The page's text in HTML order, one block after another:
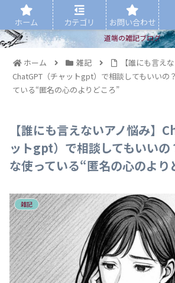
道端の雑記ブログ
ホーム 雑記
【誰にも言え
ChatGPT（チャットgpt）で相談してもいい
ている“匿名の心のよりどころ”
【誰にも言えないアノ悩み】
ットgpt）で相談してもいい
な使っている“匿名の心のより
雑記
ホーム カテゴリ お問い合わせ